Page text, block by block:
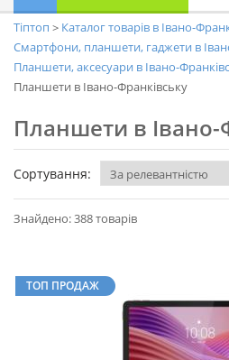
Тіптоп
Каталог товарів в Івано-
Смартфони, планшети, гаджети в
Планшети, аксесуари в Івано-
Планшети в Івано-Франківську
Планшети в Івано-
Сортування:
Знайдено: 388 товарів
ТОП ПРОДАЖ